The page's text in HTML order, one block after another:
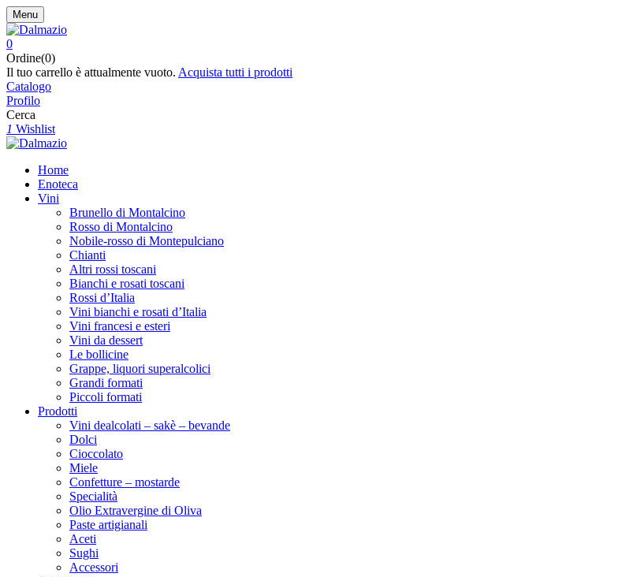
Menu
0
Ordine(0)
Il tuo carrello è attualmente vuoto. Acquista tutti i prodotti
Catalogo
Profilo
Cerca
1 Wishlist
Home
Enoteca
Vini
Brunello di Montalcino
Rosso di Montalcino
Nobile-rosso di Montepulciano
Chianti
Altri rossi toscani
Bianchi e rosati toscani
Rossi d’Italia
Vini bianchi e rosati d’Italia
Vini francesi e esteri
Vini da dessert
Le bollicine
Grappe, liquori superalcolici
Grandi formati
Piccoli formati
Prodotti
Vini dealcolati – sakè – bevande
Dolci
Cioccolato
Miele
Confetture – mostarde
Specialità
Olio Extravergine di Oliva
Paste artigianali
Aceti
Sughi
Accessori